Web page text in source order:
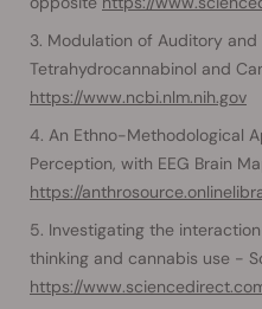
Modulation of Auditory
Tetrahydrocannabinol and
https://www.ncbi.nlm.nih.gov
An Ethno-Methodological
Perception, with EEG Brain
https://
Investigating the
thinking and cannabis use -
https://